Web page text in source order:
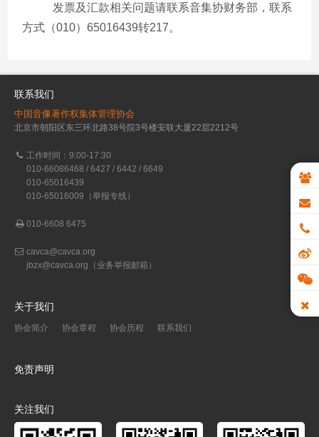
发票及汇款相关问题请联系音集协财务部，联系
方式（010）65016439转217。
联系我们
中国音像著作权集体管理协会
北京市朝阳区东三环北路38号院3号楼安联大厦22层2212号
工作时间：9:00-17:30
010-66086468 / 6427 / 6442 / 6649
010-65016439
010-65016009（举报专线）
010-6608 6475
cavca@cavca.org
jbzx@cavca.org （业务举报邮箱）
关于我们
协会简介 协会章程 协会历程 联系我们
免责声明
关注我们